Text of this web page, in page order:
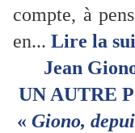
compte, à
en... Lire la
Jean
UN AUTRE
« Giono,